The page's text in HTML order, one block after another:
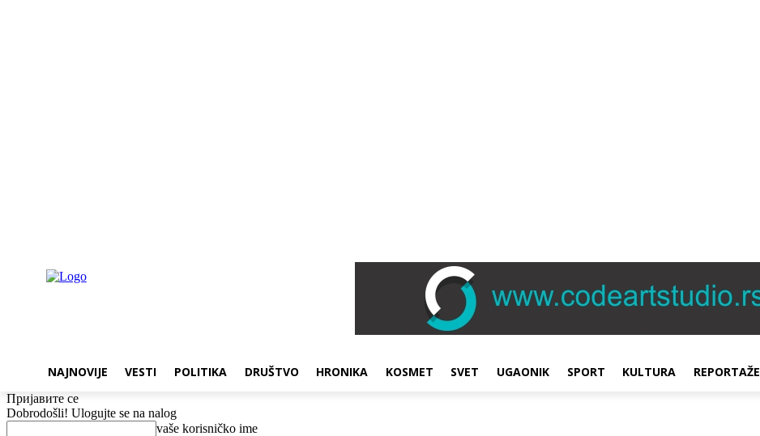
NAJNOVIJE VESTI POLITIKA DRUŠTVO HRONIKA KOSMET SVET UGAONIK SPORT KULTURA REPORTAŽE
Пријавите се
Dobrodošli! Ulogujte se na nalog
vaše korisničko ime